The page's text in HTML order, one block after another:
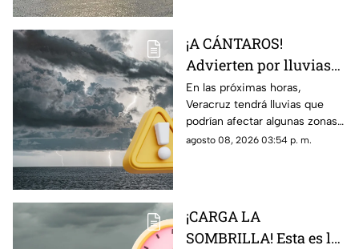
clima en los diferentes
municipios de la entidad.
¡A CÁNTAROS!
Advierten por lluvias
MUY FUERTES en
Veracruz durante las
próximas horas; esto
sabemos
En las próximas horas,
Veracruz tendrá lluvias que
podrían afectar algunas zonas
de la región; en TV Azteca
agosto 08, 2026 03:54 p. m.
¡CARGA LA
SOMBRILLA! Esta es la